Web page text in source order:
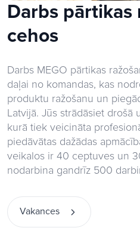
Darbs pārtikas
cehos
Darbs MEGO pārtikas
daļai no komandas, kas
produktu ražošanu un
Latvijā. Jūs strādāsiet drošā
kurā tiek veicināta
piedāvātas dažādas
veikalos ir 40 ceptuves un
nodarbina gandrīz 500
Vakances